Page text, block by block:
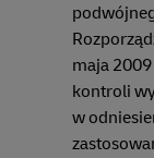
maja
kontroli
w